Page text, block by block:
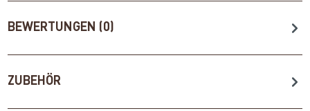
BEWERTUNGEN (0)
ZUBEHÖR